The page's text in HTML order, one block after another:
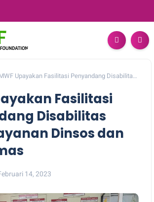
Upayakan Fasilitasi Penyandang Disabilitas
Fasilitasi
Disabilitas
Dinsos dan
14, 2023